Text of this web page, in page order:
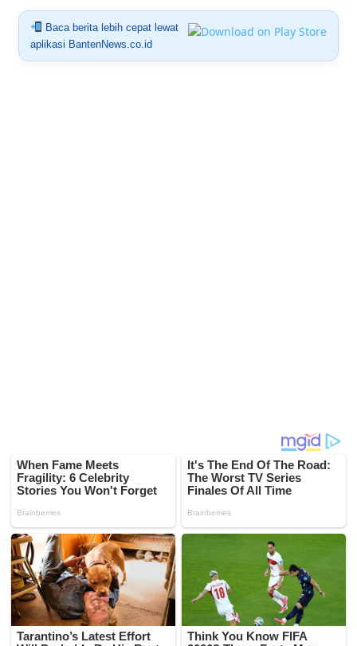
Baca berita lebih cepat lewat
aplikasi BantenNews.co.id